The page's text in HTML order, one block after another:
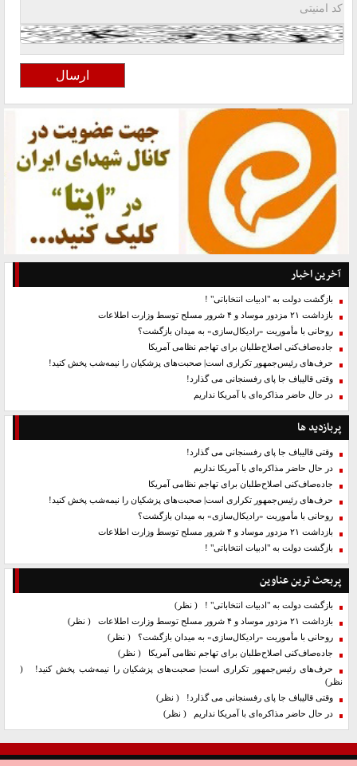
آخرین اخبار
بازگشت دولت به "ادبیات انتخاباتی" !
بازداشت ۲۱ مزدور موساد و ۴ شرور مسلح توسط وزارت اطلاعات
روحانی با مأموریت «رادیکال‌سازی» به میدان بازگشت؟
جاده‌صاف‌کنی اصلاح‌طلبان برای تهاجم نظامی آمریکا
حرف‌های رئیس‌جمهور تکراری است| صحبت‌های پزشکیان را نیمه‌شب پخش کنید!
وقتی قالیباف جا پای رفسنجانی می گذارد!
در حال حاضر مذاکره‌ای با آمریکا نداریم
پربازدید ها
وقتی قالیباف جا پای رفسنجانی می گذارد!
در حال حاضر مذاکره‌ای با آمریکا نداریم
جاده‌صاف‌کنی اصلاح‌طلبان برای تهاجم نظامی آمریکا
حرف‌های رئیس‌جمهور تکراری است| صحبت‌های پزشکیان را نیمه‌شب پخش کنید!
روحانی با مأموریت «رادیکال‌سازی» به میدان بازگشت؟
بازداشت ۲۱ مزدور موساد و ۴ شرور مسلح توسط وزارت اطلاعات
بازگشت دولت به "ادبیات انتخاباتی" !
پربحث ترین عناوین
بازگشت دولت به "ادبیات انتخاباتی" ! ( نظر)
بازداشت ۲۱ مزدور موساد و ۴ شرور مسلح توسط وزارت اطلاعات
( نظر)
روحانی با مأموریت «رادیکال‌سازی» به میدان بازگشت؟ ( نظر)
جاده‌صاف‌کنی اصلاح‌طلبان برای تهاجم نظامی آمریکا
( نظر)
حرف‌های رئیس‌جمهور تکراری است| صحبت‌های پزشکیان را نیمه‌شب پخش کنید!
(
نظر)
وقتی قالیباف جا پای رفسنجانی می گذارد! ( نظر)
در حال حاضر مذاکره‌ای با آمریکا نداریم
( نظر)